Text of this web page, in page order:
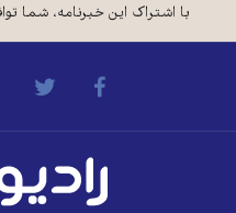
با اشتراک این خبرنامه، شما